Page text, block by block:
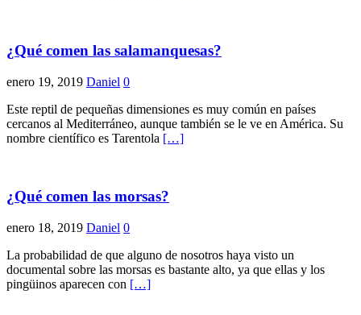
¿Qué comen las salamanquesas?
enero 19, 2019 Daniel 0
Este reptil de pequeñas dimensiones es muy común en países
cercanos al Mediterráneo, aunque también se le ve en América. Su
nombre científico es Tarentola […]
¿Qué comen las morsas?
enero 18, 2019 Daniel 0
La probabilidad de que alguno de nosotros haya visto un
documental sobre las morsas es bastante alto, ya que ellas y los
pingüinos aparecen con […]